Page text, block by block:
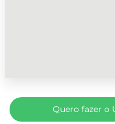
Quero fazer o